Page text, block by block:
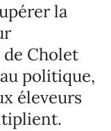
la
Cholet
politique,
éleveurs